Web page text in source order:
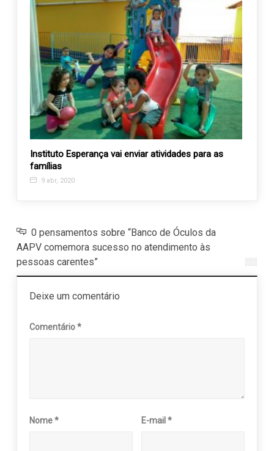
Instituto Esperança vai enviar atividades para as
famílias
9 abr, 2020
0 pensamentos sobre “Banco de Óculos da
AAPV comemora sucesso no atendimento às
pessoas carentes”
Deixe um comentário
Comentário*
Nome* E-mail*